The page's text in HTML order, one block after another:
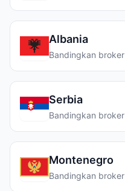
Albania
Bandingkan broker
Serbia
Bandingkan broker
Montenegro
Bandingkan broker